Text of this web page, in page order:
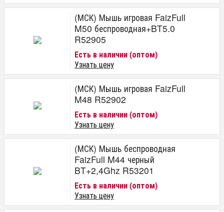
(МСК) Мышь игровая FaizFull
M50 беспроводная+BT5.0
R52905
Есть в наличии (оптом)
Узнать цену
(МСК) Мышь игровая FaizFull
M48 R52902
Есть в наличии (оптом)
Узнать цену
(МСК) Мышь беспроводная
FaizFull M44 черный
BT+2,4Ghz R53201
Есть в наличии (оптом)
Узнать цену